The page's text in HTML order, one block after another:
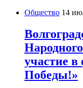
Общество 14
участие в
Победы!»